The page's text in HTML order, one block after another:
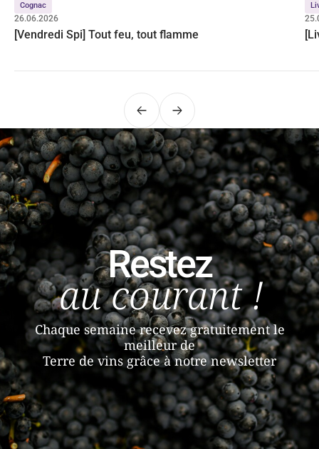
Cognac
26.06.2026
[Vendredi Spi] Tout feu, tout flamme
PrécédentSuivant
Restez
au courant !
Chaque semaine recevez gratuitement le
meilleur de
Terre de vins grâce à notre newsletter